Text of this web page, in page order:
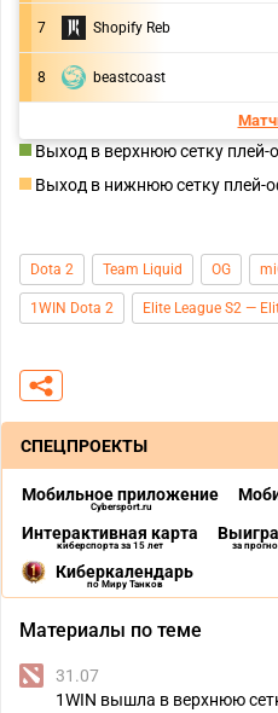
7 Shopify Reb
8 beastcoast
Выход в верхнюю сетку плей-
Выход в нижнюю сетку плей-
Dota 2 Team Liquid OG
1WIN Dota 2 Elite League S2 —
СПЕЦПРОЕКТЫ
Мобильное приложение
Cybersport.ru
Интерактивная карта
киберспорта за 15 лет за
Киберкалендарь
по Миру Танков
Материалы по теме
31.07
1WIN вышла в верхнюю